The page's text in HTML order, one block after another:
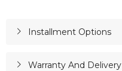
Installment Options
Warranty And Delivery